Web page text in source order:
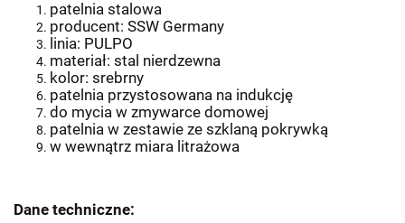
patelnia stalowa
producent: SSW Germany
linia: PULPO
materiał: stal nierdzewna
kolor: srebrny
patelnia przystosowana na indukcję
do mycia w zmywarce domowej
patelnia w zestawie ze szklaną pokrywką
w wewnątrz miara litrażowa
Dane techniczne: